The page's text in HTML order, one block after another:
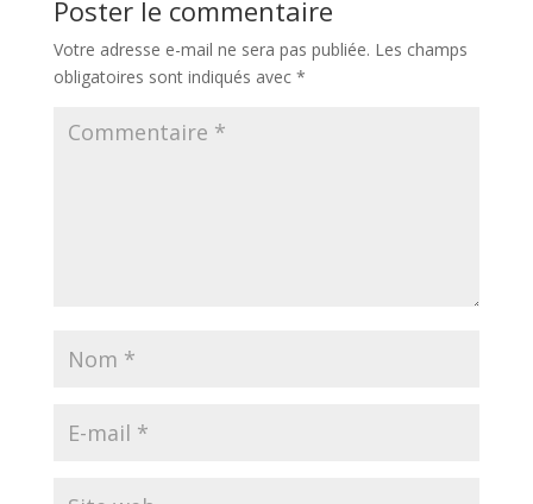
Poster le commentaire
Votre adresse e-mail ne sera pas publiée. Les champs
obligatoires sont indiqués avec *